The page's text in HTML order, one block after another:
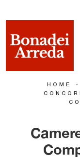
HOME -